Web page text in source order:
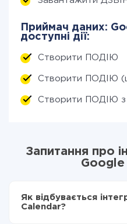
Приймач даних:
доступні дії:
Створити ПОДІЮ
Створити ПОДІЮ
Створити ПОДІЮ з
Запитання про
Google
Як відбувається
Calendar?